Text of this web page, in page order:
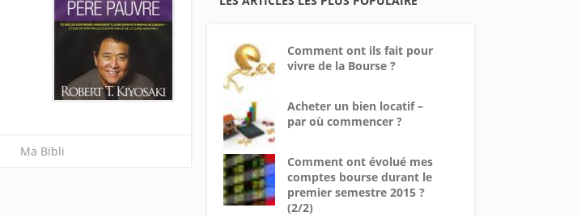
Ma Bibli
Comment ont ils fait pour
vivre de la Bourse ?
Acheter un bien locatif –
par où commencer ?
Comment ont évolué mes
comptes bourse durant le
premier semestre 2015 ?
(2/2)